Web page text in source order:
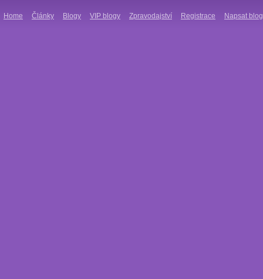
Home Články Blogy VIP blogy Zpravodajství Registrace Napsat blog